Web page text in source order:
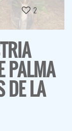
PALMA
LA
ese torrente de
furor mediático